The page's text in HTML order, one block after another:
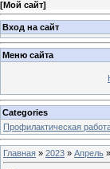
[Мой сайт]
Вход на сайт
Меню сайта
Categories
Профилактическая
Главная » 2023 » Апрель »